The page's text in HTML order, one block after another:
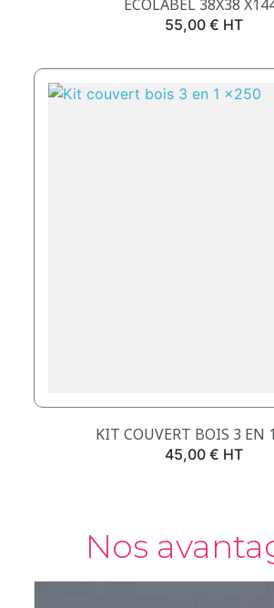
ECOLABEL 38X38
Prix
55,00 € HT
KIT COUVERT BOIS 3 EN
Prix
45,00 € HT
Nos